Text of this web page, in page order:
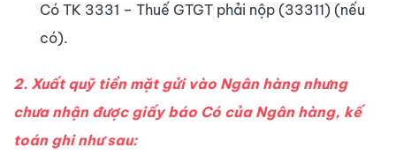
Có TK 3331 – Thuế GTGT phải nộp (33311) (nếu
có).
2. Xuất quỹ tiền mặt gửi vào Ngân hàng nhưng
chưa nhận được giấy báo Có của Ngân hàng, kế
toán ghi như sau: